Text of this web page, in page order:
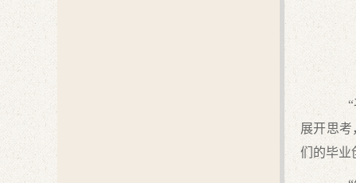
“平
展开思考
们的毕业